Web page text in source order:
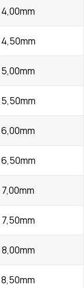
4,00mm
4,50mm
5,00mm
5,50mm
6,00mm
6,50mm
7,00mm
7,50mm
8,00mm
8,50mm